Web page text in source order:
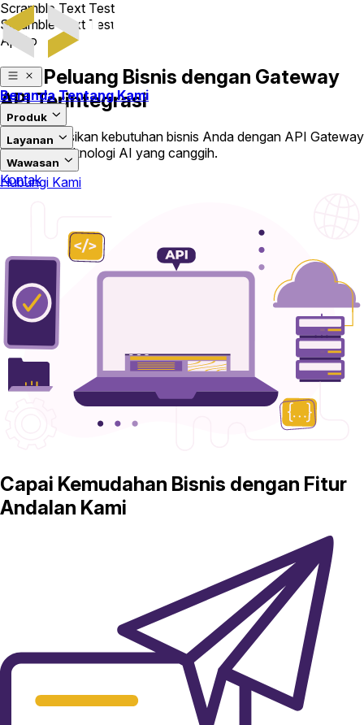
Beranda Tentang Kami
Produk
Layanan
Wawasan
Kontak
Scramble Text Test
Scramble Text Test
ApiGo
Raih Peluang Bisnis dengan Gateway
API Terintegrasi
Transformasikan kebutuhan bisnis Anda dengan API Gateway
Telco dan teknologi AI yang canggih.
Hubungi Kami
Capai Kemudahan Bisnis dengan Fitur
Andalan Kami